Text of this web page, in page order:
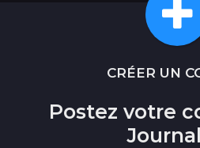
CRÉER UN
Postez votre